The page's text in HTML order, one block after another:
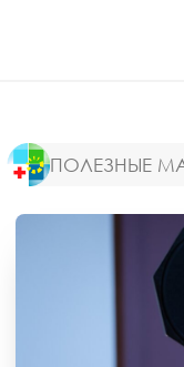
ПОЛЕЗНЫЕ